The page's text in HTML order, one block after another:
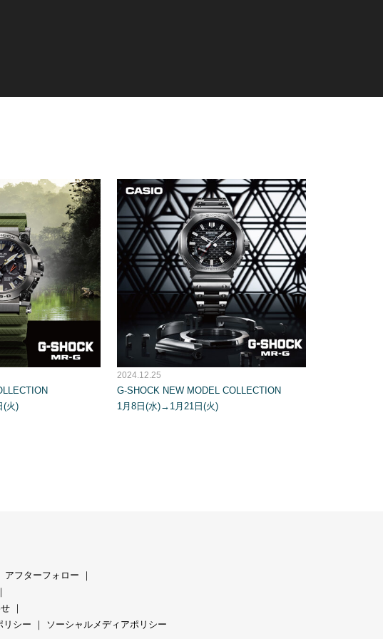
(火)
2024.12.25
G-SHOCK NEW MODEL COLLECTION
1月8日(水)→1月21日(火)
アフターフォロー ｜
｜
リシー ｜ ソーシャルメディアポリシー